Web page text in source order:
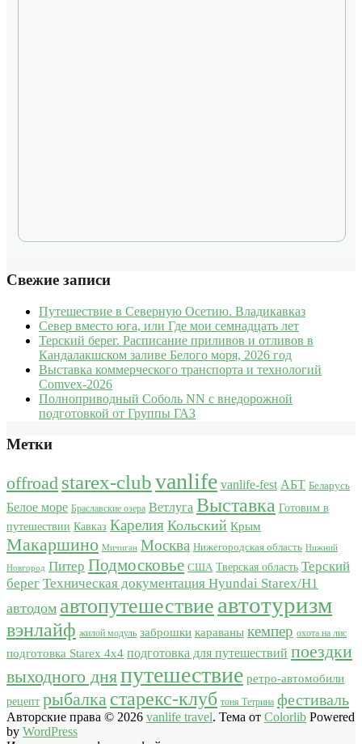
Свежие записи
Путешествие в Северную Осетию. Владикавказ
Север вместо юга, или Где мои семнадцать лет
Терский берег. Расписание приливов и отливов в
Кандалакшском заливе Белого моря, 2026 год
Выставка коммерческого транспорта и технологий
Comvex-2026
Полноприводный Соболь NN с внедорожной
подготовкой от Группы ГАЗ
Метки
offroad starex-clubvanlife vanlife-fest АБТ Беларусь
Белое море Браславские озера Ветлуга Выставка Готовим в
путешествии Кавказ Карелия Кольский Крым
Макаршино Мичиган Москва Нижегородская область Нижний
Новгород Питер Подмосковье США Тверская область Терский
берег Техническая документация Hyundai Starex/H1
автодом автопутешествие автотуризм
вэнлайф жилой модуль заброшки караваны кемпер охота на лис
подготовка Starex 4x4 подготовка для путешествий поездки
выходного дняпутешествие ретро-автомобили
рецепт рыбалка старекс-клуб тоня Тетрина фестиваль
Авторские права © 2026 vanlife travel. Тема от Colorlib Powered
by WordPress